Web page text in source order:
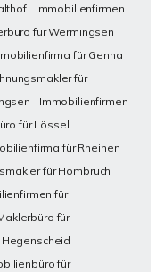
Immobilienfirmen
für Wermingsen
für Genna
für
Immobilienfirmen
für Lössel
für Rheinen
für Hombruch
für
für
für